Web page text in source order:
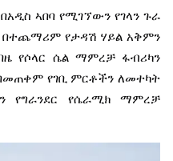
በአዲስ ኣበባ የሚገኘውን የገላን ጉራ
በተጨማሪም የታዳሽ ሃይል አቅምን
የሶላር ሴል ማምረቻ ፋብሪካን
የገቢ ምርቶችን ለመተካት
የግራንደር የሴራሚክ
ማምረቻ